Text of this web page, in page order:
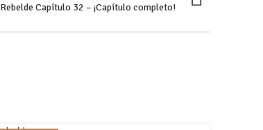
Rebelde Capítulo 32 – ¡Capítulo completo!